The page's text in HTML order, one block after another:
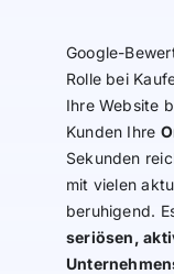
Google-
Rolle bei
Ihre Website
Kunden Ihre
Sekunden
mit vielen
beruhigend.
seriösen,